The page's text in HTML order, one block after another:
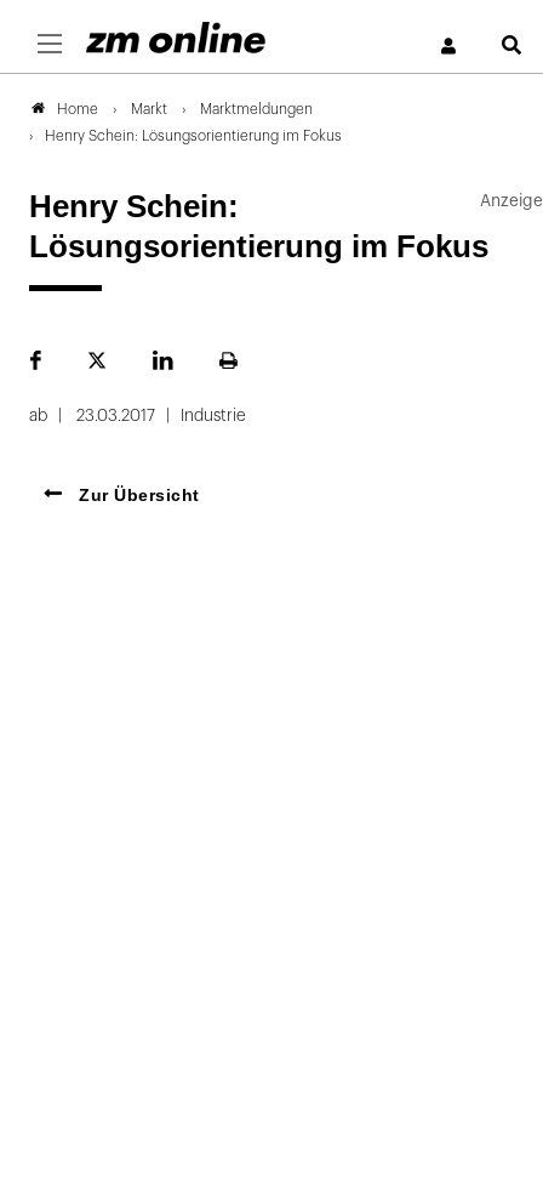
Home Markt
Marktmeldungen
Henry Schein: Lösungsorientierung im Fokus
Henry Schein:
Lösungsorientierung im Fokus
FacebookPlattformLinekdInSeite
ab 23.03.2017 Industrie
Zur Übersicht